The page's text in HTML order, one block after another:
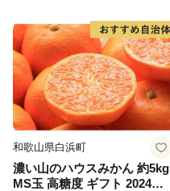
和歌山県白浜町
濃い山のハウスみかん 約5kg
MS玉 高糖度 ギフト 2024年7